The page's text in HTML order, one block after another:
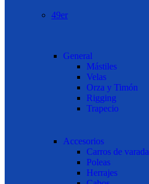
49er
General
Mástiles
Velas
Orza y Timón
Rigging
Trapecio
Accesorios
Carros de varada
Poleas
Herrajes